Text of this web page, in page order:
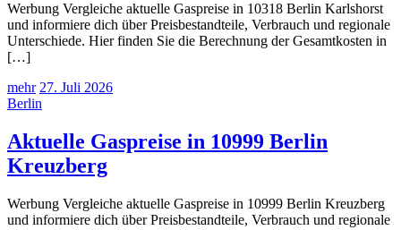
Werbung Vergleiche aktuelle Gaspreise in 10318 Berlin Karlshorst
und informiere dich über Preisbestandteile, Verbrauch und regionale
Unterschiede. Hier finden Sie die Berechnung der Gesamtkosten in
[…]
mehr 27. Juli 2026
Berlin
Aktuelle Gaspreise in 10999 Berlin
Kreuzberg
Werbung Vergleiche aktuelle Gaspreise in 10999 Berlin Kreuzberg
und informiere dich über Preisbestandteile, Verbrauch und regionale